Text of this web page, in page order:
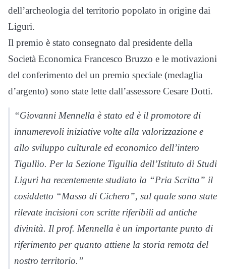
dell’archeologia del territorio popolato in origine dai
Liguri.
Il premio è stato consegnato dal presidente della
Società Economica Francesco Bruzzo e le motivazioni
del conferimento del un premio speciale (medaglia
d’argento) sono state lette dall’assessore Cesare Dotti.
“Giovanni Mennella è stato ed è il promotore di
innumerevoli iniziative volte alla valorizzazione e
allo sviluppo culturale ed economico dell’intero
Tigullio. Per la Sezione Tigullia dell’Istituto di Studi
Liguri ha recentemente studiato la “Pria Scritta” il
cosiddetto “Masso di Cichero”, sul quale sono state
rilevate incisioni con scritte riferibili ad antiche
divinità. Il prof. Mennella è un importante punto di
riferimento per quanto attiene la storia remota del
nostro territorio.”